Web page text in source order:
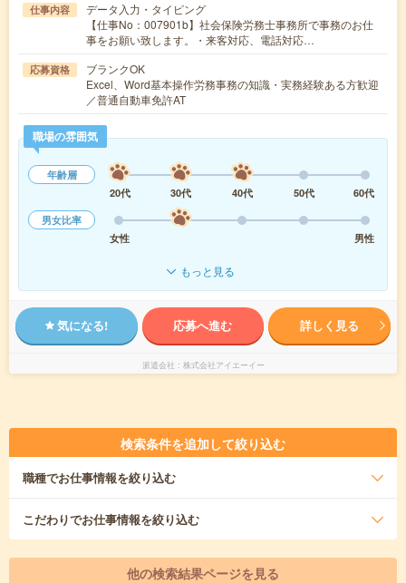
仕事内容
データ入力・タイピング
【仕事No：007901b】社会保険労務士事務所で事務のお仕
事をお願い致します。・来客対応、電話対応…
応募資格
ブランクOK
Excel、Word基本操作労務事務の知識・実務経験ある方歓迎
／普通自動車免許AT
職場の雰囲気
年齢層
20代
30代 40代 50代
60代
男女比率
女性
男性
もっと見る
気になる! 応募へ進む 詳しく見る
派遣会社 株式会社アイエーイー
検索条件を追加して絞り込む
職種でお仕事情報を絞り込む
こだわりでお仕事情報を絞り込む
他の検索結果ページを見る